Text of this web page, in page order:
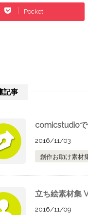
Pocket
記事
comicstudioで
2016/11/03
創作お助け素材
立ち絵素材集
2016/11/09